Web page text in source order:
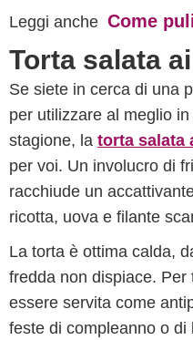
Leggi anche Come
Torta salata
Se siete in cerca di una
per utilizzare al meglio
stagione, la torta salata
per voi. Un involucro di
racchiude un
ricotta, uova e filante
La torta è ottima calda,
fredda non dispiace. Per
essere servita come
feste di compleanno o di